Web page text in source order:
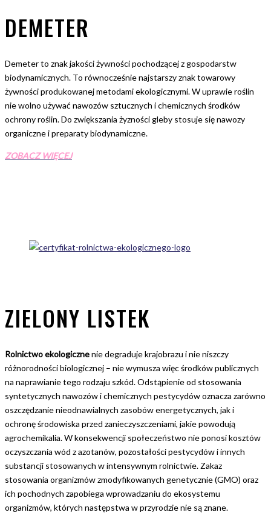
DEMETER
Demeter to znak jakości żywności pochodzącej z gospodarstw
biodynamicznych. To równocześnie najstarszy znak towarowy
żywności produkowanej metodami ekologicznymi. W uprawie roślin
nie wolno używać nawozów sztucznych i chemicznych środków
ochrony roślin. Do zwiększania żyzności gleby stosuje się nawozy
organiczne i preparaty biodynamiczne.
ZOBACZ WIĘCEJ
ZIELONY LISTEK
Rolnictwo ekologicznenie degraduje krajobrazu i nie niszczy
różnorodności biologicznej – nie wymusza więc środków publicznych
na naprawianie tego rodzaju szkód. Odstąpienie od stosowania
syntetycznych nawozów i chemicznych pestycydów oznacza zarówno
oszczędzanie nieodnawialnych zasobów energetycznych, jak i
ochronę środowiska przed zanieczyszczeniami, jakie powodują
agrochemikalia. W konsekwencji społeczeństwo nie ponosi kosztów
oczyszczania wód z azotanów, pozostałości pestycydów i innych
substancji stosowanych w intensywnym rolnictwie. Zakaz
stosowania organizmów zmodyfikowanych genetycznie (GMO) oraz
ich pochodnych zapobiega wprowadzaniu do ekosystemu
organizmów, których następstwa w przyrodzie nie są znane.